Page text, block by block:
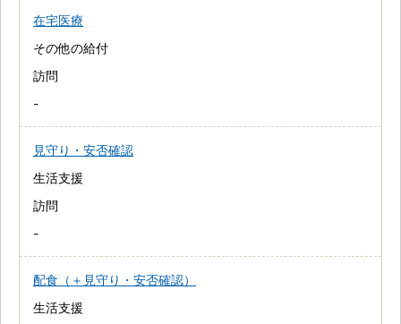
在宅医療
その他の給付
訪問
-
見守り・安否確認
生活支援
訪問
-
配食（＋見守り・安否確認）
生活支援